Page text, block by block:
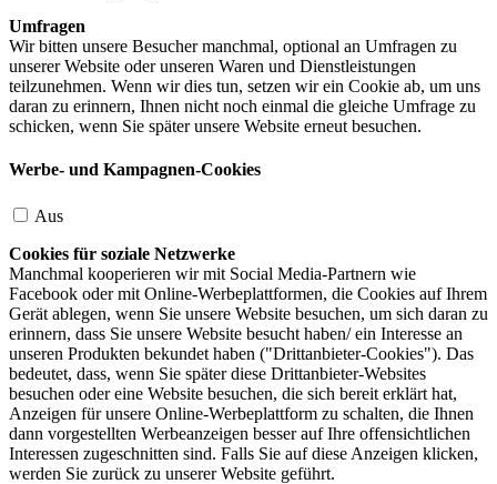
Umfragen
Wir bitten unsere Besucher manchmal, optional an Umfragen zu
unserer Website oder unseren Waren und Dienstleistungen
teilzunehmen. Wenn wir dies tun, setzen wir ein Cookie ab, um uns
daran zu erinnern, Ihnen nicht noch einmal die gleiche Umfrage zu
schicken, wenn Sie später unsere Website erneut besuchen.
Werbe- und Kampagnen-Cookies
Aus
Cookies für soziale Netzwerke
Manchmal kooperieren wir mit Social Media-Partnern wie
Facebook oder mit Online-Werbeplattformen, die Cookies auf Ihrem
Gerät ablegen, wenn Sie unsere Website besuchen, um sich daran zu
erinnern, dass Sie unsere Website besucht haben/ ein Interesse an
unseren Produkten bekundet haben ("Drittanbieter-Cookies"). Das
bedeutet, dass, wenn Sie später diese Drittanbieter-Websites
besuchen oder eine Website besuchen, die sich bereit erklärt hat,
Anzeigen für unsere Online-Werbeplattform zu schalten, die Ihnen
dann vorgestellten Werbeanzeigen besser auf Ihre offensichtlichen
Interessen zugeschnitten sind. Falls Sie auf diese Anzeigen klicken,
werden Sie zurück zu unserer Website geführt.